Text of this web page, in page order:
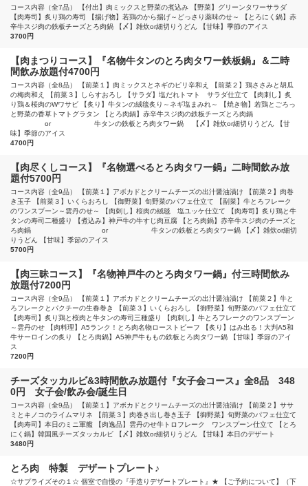
コース内容（全7品） 【付出】肉ミックスと野菜の煮込み 【野菜】グリーンタワーサラダ
【肉寿司】炙り鶏の寿司 【揚げ物】若鶏のから揚げ～どっさり薬味のせ～ 【とろにく鍋】赤
辛牛スジ肉の鉄板チーズとろ肉鍋 【〆】雑炊or細切りうどん 【甘味】季節のアイス
3700円
【肉まつりコース】『名物牛タンのとろ肉タワー鉄板鍋』＆二時
間飲み放題付4700円
コース内容（全8品） 【前菜１】肉ミックスとネギのピリ辛和え 【前菜２】鶏ささみと胡瓜
の梅肉和え 【前菜３】しらすおろし 【サラダ】塩だれトマト サラダ仕立て 【肉刺し】炙
り鶏＆桜肉のWワサビ 【炙り】牛タンの絨毯炙り～ネギ塩まみれ～ 【焼き物】若鶏とごろっ
と野菜の香草トマトグラタン 【とろ肉鍋】赤辛牛スジ肉の鉄板チーズとろ肉鍋
or 牛タンの鉄板とろ肉タワー鍋 【〆】雑炊or細切りうどん 【甘
味】季節のアイス
4700円
【肉尽くしコース】『名物選べるとろ肉タワー鍋』二時間飲み放
題付5700円
コース内容（全9品） 【前菜１】アボカドとクリームチーズの出汁醤油漬け 【前菜２】肉巻
き玉子 【前菜３】いくらおろし 【御野菜】旬野菜のパフェ仕立て 【副菜】牛とろフレーク
のワンスプーン～雲丹のせ～ 【肉刺し】桜肉の絨毯 塩ユッケ仕立て 【肉寿司】炙り鶏と牛
タンの寿司二種盛り 【煮込み】神戸牛の牛すじ肉豆腐 【とろ肉鍋】赤辛牛スジ肉のチーズと
ろ肉鍋 or 牛タンの鉄板とろ肉タワー鍋 【〆】雑炊or細切
りうどん 【甘味】季節のアイス
5700円
【肉三昧コース】『名物神戸牛のとろ肉タワー鍋』付三時間飲み
放題付7200円
コース内容（全9品） 【前菜１】アボカドとクリームチーズの出汁醤油漬け 【前菜２】牛と
ろフレークとパクチーの生春巻き 【前菜３】いくらおろし 【御野菜】旬野菜のパフェ仕立て
【肉寿司】炙り鶏と桜肉と牛タンの寿司三種盛り 【肉刺し】牛とろフレークのワンスプーン
～雲丹のせ 【肉料理】A5ランク！とろ肉名物ローストビーフ 【炙り】はみ出る！大判A5和
牛サーロインの炙り 【とろ肉鍋】A5神戸牛ももの鉄板とろ肉タワー鍋 【甘味】季節のアイ
ス
7200円
チーズタッカルビ&3時間飲み放題付『女子会コース』全8品 348
0円 女子会/飲み会/誕生日
コース内容（全9品） 【前菜１】アボカドとクリームチーズの出汁醤油漬け 【前菜２】ササ
ミとキノコのライムマリネ 【前菜３】肉巻き出し巻き玉子 【御野菜】旬野菜のパフェ仕立て
【肉寿司】本日のミニ軍艦 【肉逸品】雲丹のせ牛トロフレーク ワンスプーン仕立て 【とろ
にく鍋】韓国風チーズタッカルビ 【〆】雑炊or細切りうどん 【甘味】本日のデザート
3480円
とろ肉 特製 デザートプレート♪
☆サプライズその１☆ 個室で自慢の『手造りデザートプレート』★ 【ご予約について】（下